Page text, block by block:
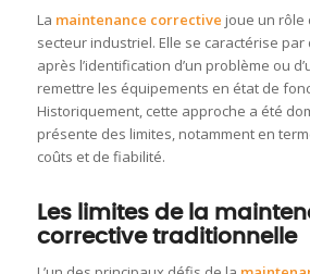
La maintenance corrective joue un rôle
secteur industriel. Elle se caractérise
après l’identification d’un problème ou
remettre les équipements en état de
Historiquement, cette approche a été
présente des limites, notamment en
coûts et de fiabilité.
Les limites de la
corrective traditionnelle